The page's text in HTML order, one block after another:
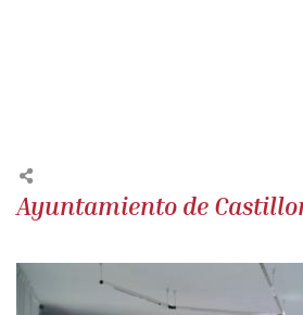
Ayuntamiento de